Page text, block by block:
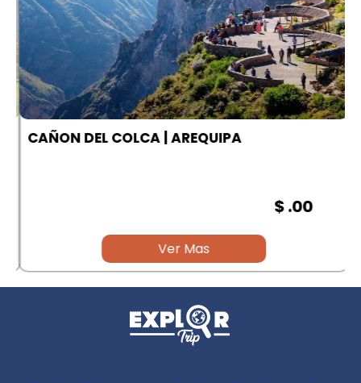
CAÑON DEL COLCA | AREQUIPA
$ .00
Ver Mas